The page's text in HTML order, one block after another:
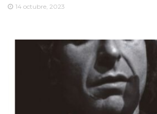
14 octubre, 2023